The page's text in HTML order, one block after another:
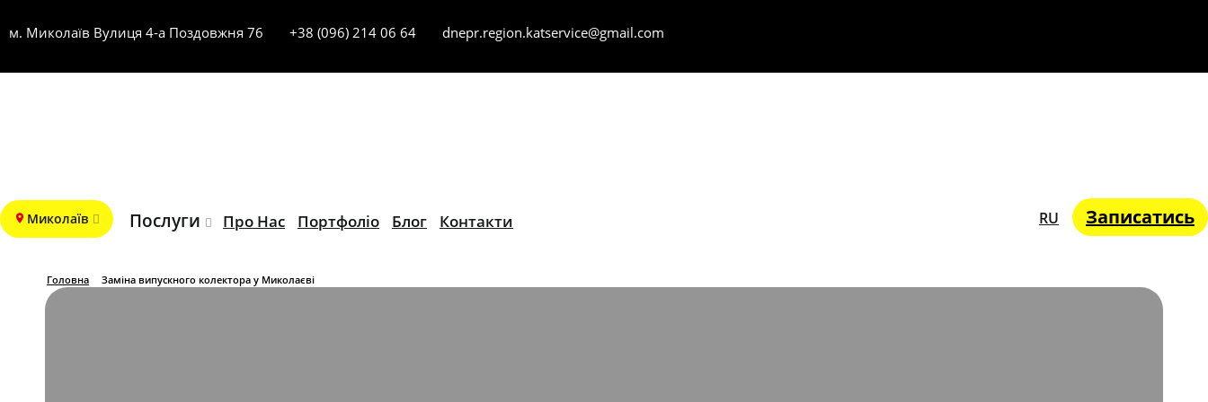
м. Миколаїв Вулиця 4-а Поздовжня 76 +38 (096) 214 06 64 dnepr.region.katservice@gmail.com
Миколаїв Послуги Про Нас Портфоліо Блог Контакти RU Записатись
Головна Заміна випускного колектора у Миколаєві